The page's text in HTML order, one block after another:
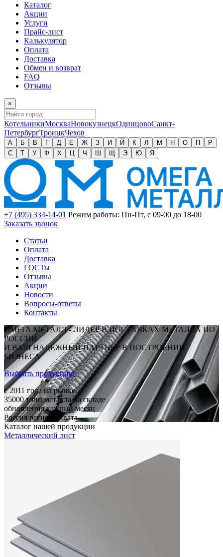
Каталог
Акции
Услуги
Прайс-лист
Калькулятор
Оплата
Доставка
Обмен и возврат
FAQ
Отзывы
×
КотельникиМоскваНовокузнецкОдинцовоСанкт-
ПетербургТроицкЧехов
А Б В Г Д Е Ж З И Й К Л М Н О П
Р
С
Т У Ф Х Ц Ч Ш Щ Э Ю Я
+7 (495) 334-14-01 Режим работы: Пн-Пт, с 09-00 до 18-00
Заказать звонок
Статьи
Оплата
Доставка
ГОСТы
Отзывы
Акции
Новости
Вопросы-ответы
Контакты
ОМЕГА МЕТАЛЛ - ЛИДЕР В ПОСТАВКАХ МЕТАЛЛА ПО
РОССИИ
И ВАШ НАДЕЖНЫЙ ПАРТНЕР В ПОСТРОЕНИИ
БИЗНЕСА
Выбрать продукцию
c 2011 года на рынке
35000 тонн металла на складе
обновления каждый месяц
Россия регион охвата
Каталог нашей продукции
Металлический лист